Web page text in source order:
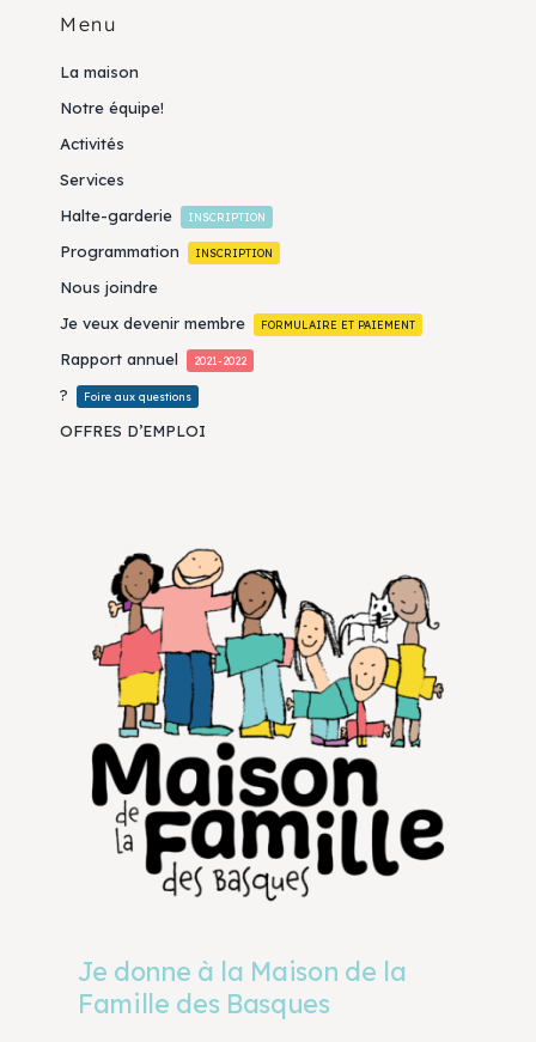
Menu
La maison
Notre équipe!
Activités
Services
Halte-garderie
INSCRIPTION
Programmation INSCRIPTION
Nous joindre
Je veux devenir membre
FORMULAIRE ET PAIEMENT
Rapport annuel 2021-2022
? Foire aux questions
OFFRES D’EMPLOI
Je donne à la Maison de la
Famille des Basques